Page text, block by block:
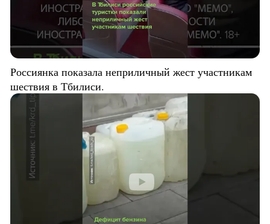
Россиянка показала неприличный жест участникам
шествия в Тбилиси.